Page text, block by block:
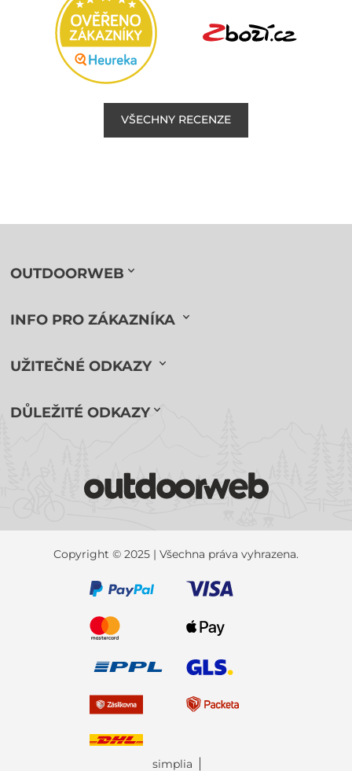
VŠECHNY RECENZE
OUTDOORWEB
INFO PRO ZÁKAZNÍKA
UŽITEČNÉ ODKAZY
DŮLEŽITÉ ODKAZY
Copyright © 2025 | Všechna práva vyhrazena.
simplia